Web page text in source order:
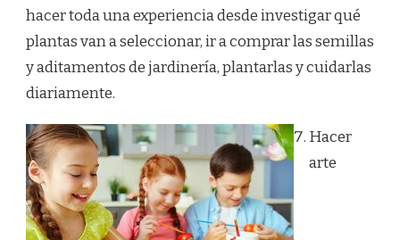
hacer toda una experiencia desde investigar qué
plantas van a seleccionar, ir a comprar las semillas
y aditamentos de jardinería, plantarlas y cuidarlas
diariamente.
Hacer
arte